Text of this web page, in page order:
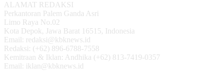
ALAMAT REDAKSI
Perkantoran Palem Ganda Asri
Limo Raya No.02
Kota Depok, Jawa Barat 16515, Indonesia
Email: redaksi@kbknews.id
Redaksi: (+62) 896-6788-7558
Kemitraan & Iklan: Andhika (+62) 813-7419-0357
Email: iklan@kbknews.id